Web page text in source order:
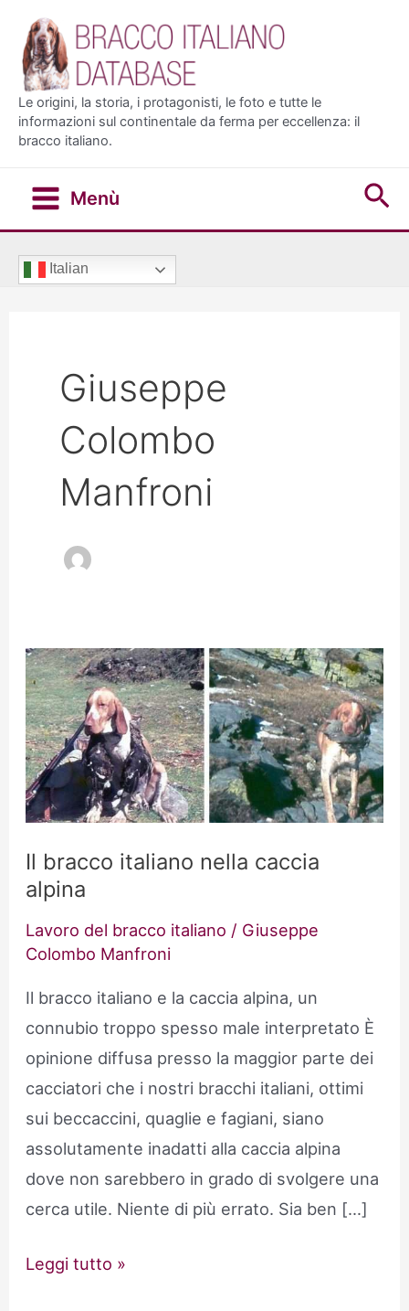
contenuto
Le origini, la storia, i protagonisti, le foto e tutte le
informazioni sul continentale da ferma per eccellenza: il
bracco italiano.
Main
Menu
Menù
Italian
Giuseppe
Colombo
Manfroni
Il bracco italiano nella caccia
alpina
Lavoro del bracco italiano / Giuseppe
Colombo Manfroni
Il bracco italiano e la caccia alpina, un
connubio troppo spesso male interpretato È
opinione diffusa presso la maggior parte dei
cacciatori che i nostri bracchi italiani, ottimi
sui beccaccini, quaglie e fagiani, siano
assolutamente inadatti alla caccia alpina
dove non sarebbero in grado di svolgere una
cerca utile. Niente di più errato. Sia ben […]
IlLeggi tutto »